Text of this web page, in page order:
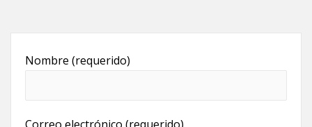
Nombre (requerido)